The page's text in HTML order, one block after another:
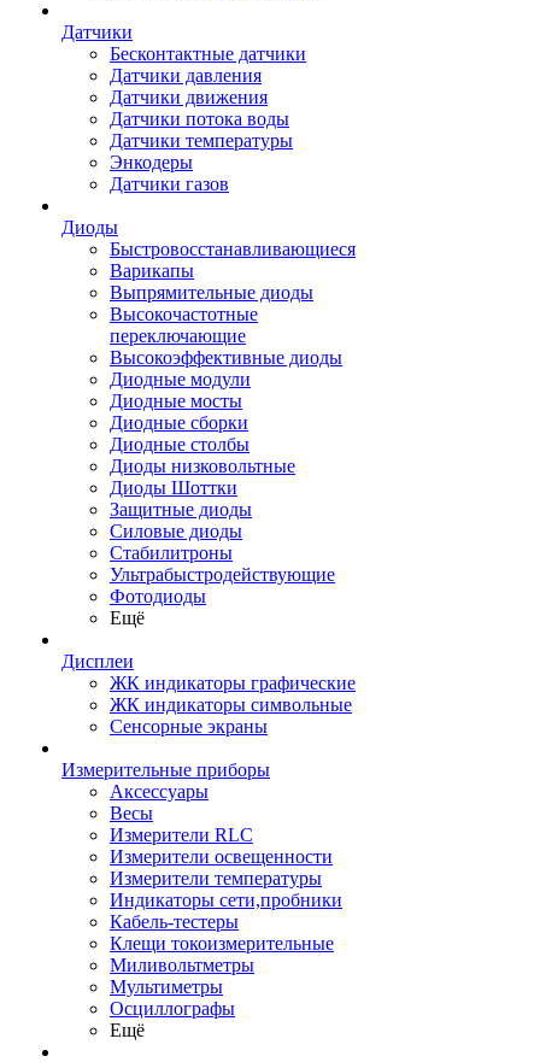
Датчики
Бесконтактные датчики
Датчики давления
Датчики движения
Датчики потока воды
Датчики температуры
Энкодеры
Датчики газов
Диоды
Быстровосстанавливающиеся
Варикапы
Выпрямительные диоды
Высокочастотные
переключающие
Высокоэффективные диоды
Диодные модули
Диодные мосты
Диодные сборки
Диодные столбы
Диоды низковольтные
Диоды Шоттки
Защитные диоды
Силовые диоды
Стабилитроны
Ультрабыстродействующие
Фотодиоды
Ещё
Дисплеи
ЖК индикаторы графические
ЖК индикаторы символьные
Сенсорные экраны
Измерительные приборы
Аксессуары
Весы
Измерители RLC
Измерители освещенности
Измерители температуры
Индикаторы сети,пробники
Кабель-тестеры
Клещи токоизмерительные
Миливольтметры
Мультиметры
Осциллографы
Ещё